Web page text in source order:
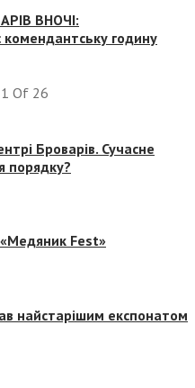
ВНОЧІ:
годину
1 Of 26
Броварів. Сучасне
порядку?
Fest»
найстарішим експонатом